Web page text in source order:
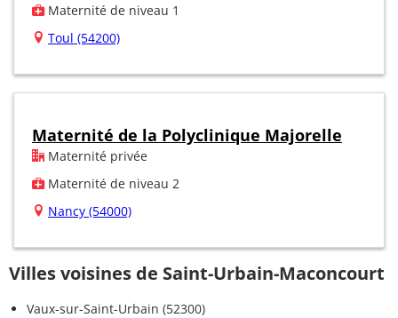
Maternité de niveau 1
Toul (54200)
Maternité de la Polyclinique Majorelle
Maternité privée
Maternité de niveau 2
Nancy (54000)
Villes voisines de Saint-Urbain-Maconcourt
Vaux-sur-Saint-Urbain (52300)